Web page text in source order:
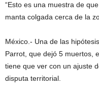
“Esto es una muestra de
manta colgada cerca de la
México.- Una de las
Parrot, que dejó 5 muertos,
tiene que ver con un ajuste
disputa territorial.